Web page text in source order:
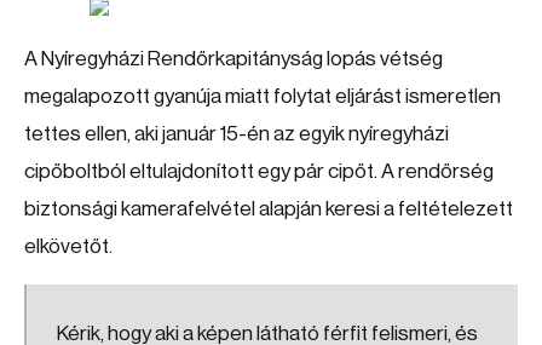
A Nyíregyházi Rendőrkapitányság lopás vétség
megalapozott gyanúja miatt folytat eljárást ismeretlen
tettes ellen, aki január 15-én az egyik nyíregyházi
cipőboltból eltulajdonított egy pár cipőt. A rendőrség
biztonsági kamerafelvétel alapján keresi a feltételezett
elkövetőt.
Kérik, hogy aki a képen látható férfit felismeri, és